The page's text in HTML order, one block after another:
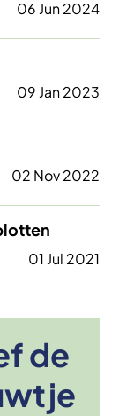
06 Jun 2024
09 Jan 2023
02 Nov 2022
01 Jul 2021
de